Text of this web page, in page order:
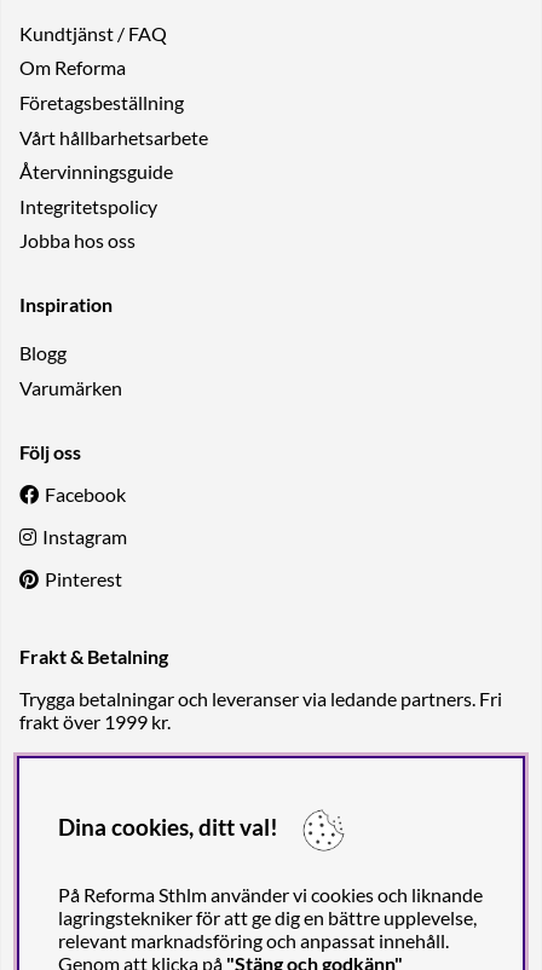
Kundtjänst / FAQ
Om Reforma
Företagsbeställning
Vårt hållbarhetsarbete
Återvinningsguide
Integritetspolicy
Jobba hos oss
Inspiration
Blogg
Varumärken
Följ oss
Facebook
Instagram
Pinterest
Frakt & Betalning
Trygga betalningar och leveranser via ledande partners. Fri
frakt över 1999 kr.
Dina cookies, ditt val!
På Reforma Sthlm använder vi cookies och liknande
lagringstekniker för att ge dig en bättre upplevelse,
relevant marknadsföring och anpassat innehåll.
Genom att klicka på "Stäng och godkänn"